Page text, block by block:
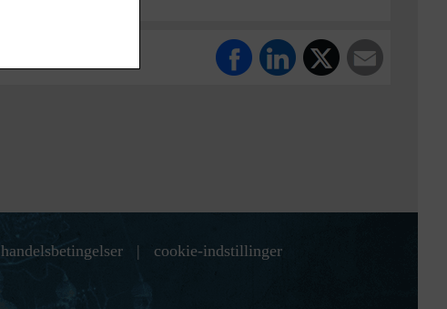
handelsbetingelser | cookie-indstillinger